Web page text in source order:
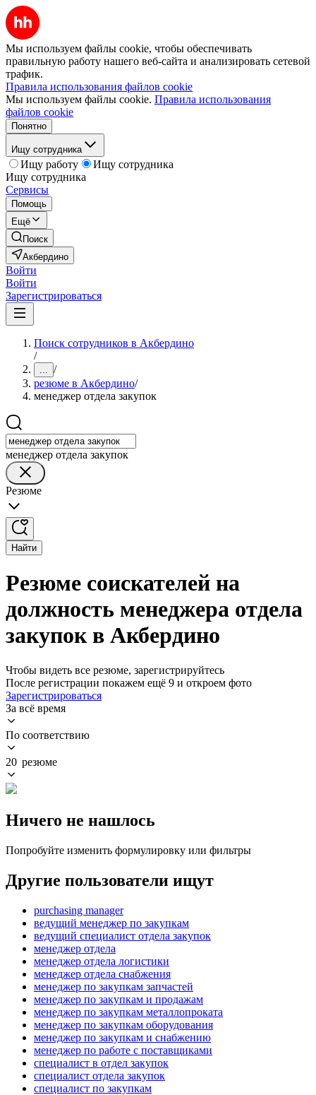
Мы используем файлы cookie, чтобы обеспечивать
правильную работу нашего веб-сайта и анализировать сетевой
трафик.
Правила использования файлов cookie
Мы используем файлы cookie. Правила использования
файлов cookie
Понятно
Ищу сотрудника
Ищу работу
Ищу сотрудника
Ищу сотрудника
Сервисы
Помощь
Ещё
Поиск
Акбердино
Войти
Войти
Зарегистрироваться
Поиск сотрудников в Акбердино
/
... /
резюме в Акбердино/
менеджер отдела закупок
менеджер отдела закупок
Резюме
Найти
Резюме соискателей на
должность менеджера отдела
закупок в Акбердино
Чтобы видеть все резюме, зарегистрируйтесь
После регистрации покажем ещё 9 и откроем фото
Зарегистрироваться
За всё время
По соответствию
20 резюме
Ничего не нашлось
Попробуйте изменить формулировку или фильтры
Другие пользователи ищут
purchasing manager
ведущий менеджер по закупкам
ведущий специалист отдела закупок
менеджер отдела
менеджер отдела логистики
менеджер отдела снабжения
менеджер по закупкам запчастей
менеджер по закупкам и продажам
менеджер по закупкам металлопроката
менеджер по закупкам оборудования
менеджер по закупкам и снабжению
менеджер по работе с поставщиками
специалист в отдел закупок
специалист отдела закупок
специалист по закупкам